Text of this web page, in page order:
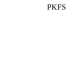
PKFS